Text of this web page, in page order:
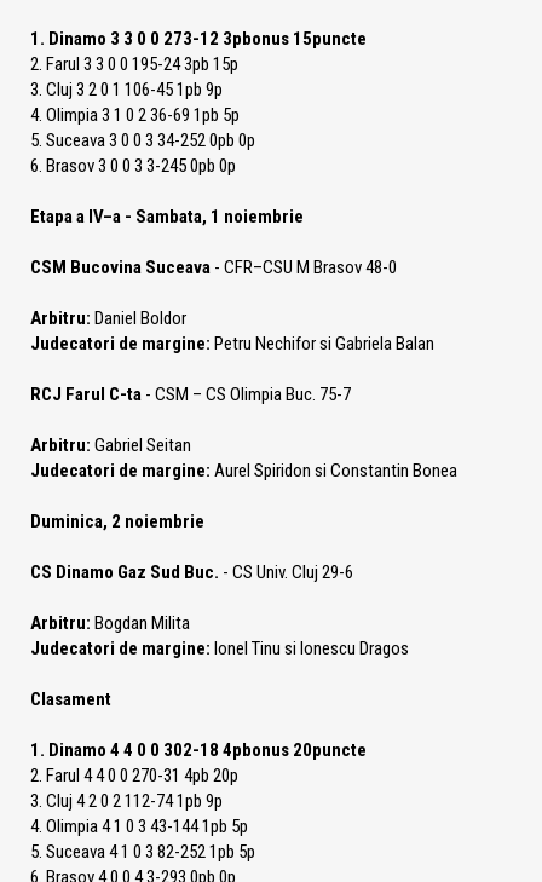
1. Dinamo 3 3 0 0 273-12 3pbonus 15puncte
2. Farul 3 3 0 0 195-24 3pb 15p
3. Cluj 3 2 0 1 106-45 1pb 9p
4. Olimpia 3 1 0 2 36-69 1pb 5p
5. Suceava 3 0 0 3 34-252 0pb 0p
6. Brasov 3 0 0 3 3-245 0pb 0p
Etapa a IV–a - Sambata, 1 noiembrie
CSM Bucovina Suceava - CFR–CSU M Brasov 48-0
Arbitru: Daniel Boldor
Judecatori de margine: Petru Nechifor si Gabriela Balan
RCJ Farul C-ta - CSM – CS Olimpia Buc. 75-7
Arbitru: Gabriel Seitan
Judecatori de margine: Aurel Spiridon si Constantin Bonea
Duminica, 2 noiembrie
CS Dinamo Gaz Sud Buc. - CS Univ. Cluj 29-6
Arbitru: Bogdan Milita
Judecatori de margine: Ionel Tinu si Ionescu Dragos
Clasament
1. Dinamo 4 4 0 0 302-18 4pbonus 20puncte
2. Farul 4 4 0 0 270-31 4pb 20p
3. Cluj 4 2 0 2 112-74 1pb 9p
4. Olimpia 4 1 0 3 43-144 1pb 5p
5. Suceava 4 1 0 3 82-252 1pb 5p
6. Brasov 4 0 0 4 3-293 0pb 0p